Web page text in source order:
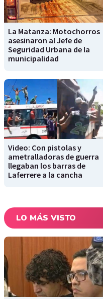
La Matanza: Motochorros
asesinaron al Jefe de
Seguridad Urbana de la
municipalidad
Video: Con pistolas y
ametralladoras de guerra
llegaban los barras de
Laferrere a la cancha
LO MÁS VISTO